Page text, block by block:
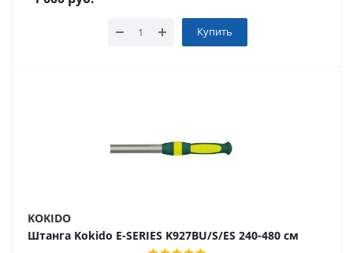
Купить
KOKIDO
Штанга Kokido E-SERIES K927BU/S/ES 240-480 см